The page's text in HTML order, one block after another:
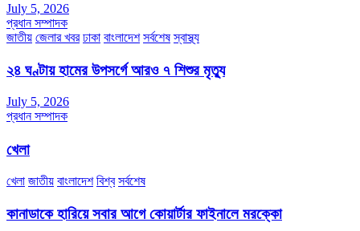
July 5, 2026
প্রধান সম্পাদক
জাতীয় জেলার খবর ঢাকা বাংলাদেশ সর্বশেষ স্বাস্থ্য
২৪ ঘণ্টায় হামের উপসর্গে আরও ৭ শিশুর মৃত্যু
July 5, 2026
প্রধান সম্পাদক
খেলা
খেলা জাতীয় বাংলাদেশ বিশ্ব সর্বশেষ
কানাডাকে হারিয়ে সবার আগে কোয়ার্টার ফাইনালে মরক্কো